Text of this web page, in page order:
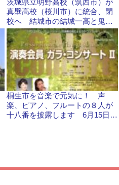
茨城県立明野高校（筑西市）が
真壁高校（桜川市）に統合、閉
校へ 結城市の結城一高と鬼怒
商高は連携型キャンパス導入
桐生市を音楽で元気に！ 声
楽、ピアノ、フルートの８人が
十八番を披露します 6月15日に